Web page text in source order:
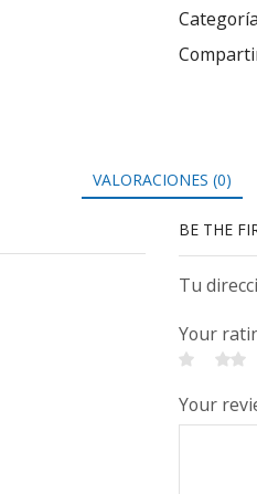
VALORACIONES (0)
BE THE
Tu
Your
Your